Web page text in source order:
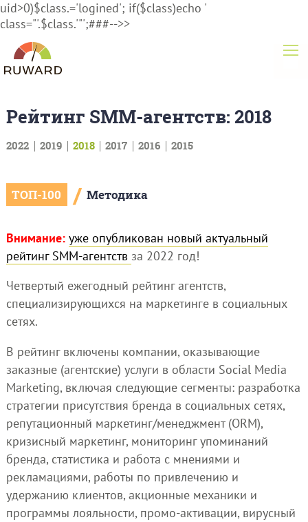
uid>0)$class.='logined'; if($class)echo '
class="'.$class.'"';###-->>
Рейтинг SMM-агентств: 2018
2022 2019 2018 2017 2016 2015
ТОП-100 / Методика
Внимание: уже опубликован новый актуальный
рейтинг SMM-агентств за 2022 год!
Четвертый ежегодный рейтинг агентств,
специализирующихся на маркетинге в социальных
сетях.
В рейтинг включены компании, оказывающие
заказные (агентские) услуги в области Social Media
Marketing, включая следующие сегменты: разработка
стратегии присутствия бренда в социальных сетях,
репутационный маркетинг/менеджмент (ORM),
кризисный маркетинг, мониторинг упоминаний
бренда, статистика и работа с мнениями и
рекламациями, работы по привлечению и
удержанию клиентов, акционные механики и
программы лояльности, промо-активации, вирусный